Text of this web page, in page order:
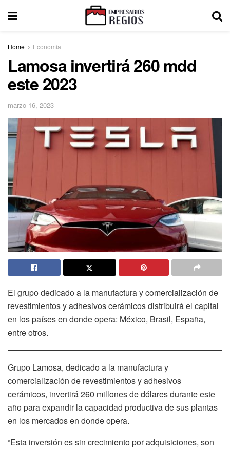
Home Economía
Lamosa invertirá 260 mdd
este 2023
marzo 16, 2023
El grupo dedicado a la manufactura y comercialización de
revestimientos y adhesivos cerámicos distribuirá el capital
en los países en donde opera: México, Brasil, España,
entre otros.
Grupo Lamosa, dedicado a la manufactura y
comercialización de revestimientos y adhesivos
cerámicos, invertirá 260 millones de dólares durante este
año para expandir la capacidad productiva de sus plantas
en los mercados en donde opera.
“Esta inversión es sin crecimiento por adquisiciones, son